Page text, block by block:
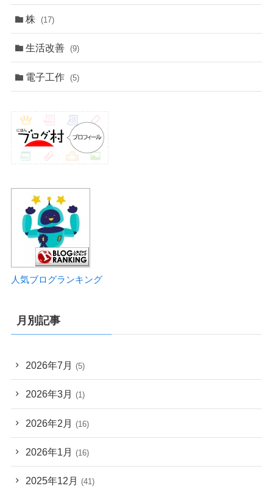
株 (17)
生活改善 (9)
電子工作 (5)
人気ブログランキング
月別記事
2026年7月 (5)
2026年3月 (1)
2026年2月 (16)
2026年1月 (16)
2025年12月 (41)